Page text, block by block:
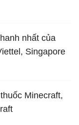
nhất của
Singapore
Minecraft,